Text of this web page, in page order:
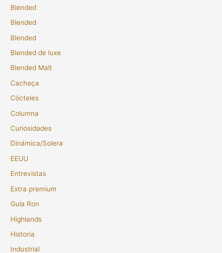
Blended
Blended
Blended
Blended de luxe
Blended Malt
Cachaça
Cócteles
Columna
Curiosidades
Dinámica/Solera
EEUU
Entrevistas
Extra premium
Guía Ron
Highlands
Historia
Industrial